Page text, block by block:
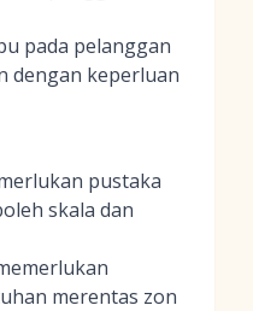
pada pelanggan
dengan keperluan
pustaka
skala dan
merentas zon